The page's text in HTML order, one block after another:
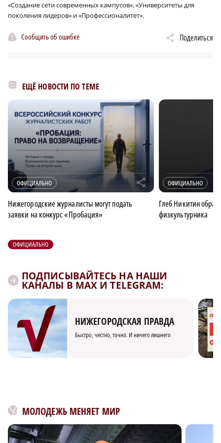
«Создание сети современных кампусов», «Университеты для
поколения лидеров» и «Профессионалитет».
Сообщить об ошибке Поделиться
ЕЩЁ НОВОСТИ ПО ТЕМЕ
ОФИЦИАЛЬНО r
Нижегородские журналисты могут подать
заявки на конкурс «Пробация»
ОФИЦИАЛЬНО
Глеб Никитин
физкультурника
ОФИЦИАЛЬНО
ПОДПИСЫВАЙТЕСЬ НА НАШИ
КАНАЛЫ В MAX И TELEGRAM:
НИЖЕГОРОДСКАЯ ПРАВДА
Быстро, честно, точно. И ничего лишнего
МОЛОДЕЖЬ МЕНЯЕТ МИР